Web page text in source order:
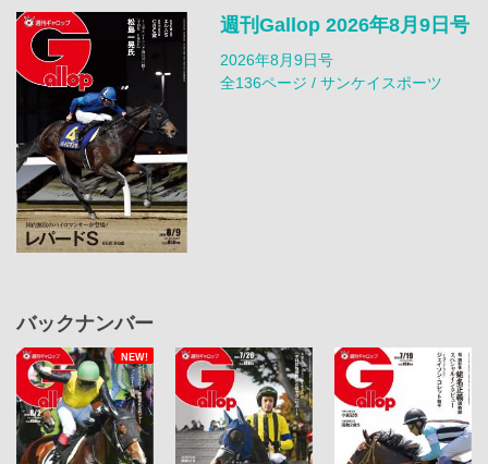
週刊Gallop 2026年8月9日号
2026年8月9日号
全136ページ / サンケイスポーツ
バックナンバー
NEW!